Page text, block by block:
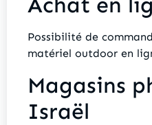
Possibilité de
matériel outdoor en
Magasins
Israël